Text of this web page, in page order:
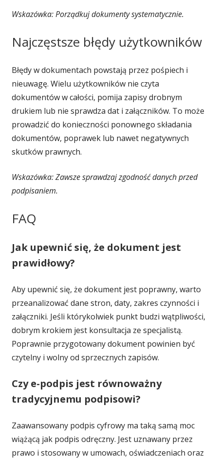
Wskazówka: Porządkuj dokumenty systematycznie.
Najczęstsze błędy użytkowników
Błędy w dokumentach powstają przez pośpiech i
nieuwagę. Wielu użytkowników nie czyta
dokumentów w całości, pomija zapisy drobnym
drukiem lub nie sprawdza dat i załączników. To może
prowadzić do konieczności ponownego składania
dokumentów, poprawek lub nawet negatywnych
skutków prawnych.
Wskazówka: Zawsze sprawdzaj zgodność danych przed
podpisaniem.
FAQ
Jak upewnić się, że dokument jest
prawidłowy?
Aby upewnić się, że dokument jest poprawny, warto
przeanalizować dane stron, daty, zakres czynności i
załączniki. Jeśli którykolwiek punkt budzi wątpliwości,
dobrym krokiem jest konsultacja ze specjalistą.
Poprawnie przygotowany dokument powinien być
czytelny i wolny od sprzecznych zapisów.
Czy e-podpis jest równoważny
tradycyjnemu podpisowi?
Zaawansowany podpis cyfrowy ma taką samą moc
wiążącą jak podpis odręczny. Jest uznawany przez
prawo i stosowany w umowach, oświadczeniach oraz